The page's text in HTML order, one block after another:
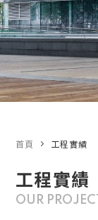
工程實績
OUR PROJECT
首頁 工程實績